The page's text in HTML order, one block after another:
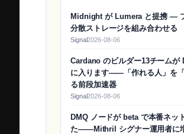
Midnight が Lumera と提携 —
分散ストレージを組み合わせる
Signal2026-08-06
Cardano のビルダー13チーム
に入ります——「作れる人」を
る前段加速器
Signal2026-08-06
DMQ ノードが beta で本番ネッ
た——Mithril シグナー運用者に